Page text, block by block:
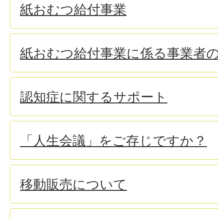
紙おむつ給付事業
紙おむつ給付事業に係る事業者
認知症に関するサポート
「人生会議」をご存じですか？
移動販売について